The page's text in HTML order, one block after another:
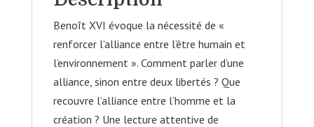
Benoît XVI évoque la nécessité de «
renforcer l’alliance entre l’être humain et
l’environnement ». Comment parler d’une
alliance, sinon entre deux libertés ? Que
recouvre l’alliance entre l’homme et la
création ? Une lecture attentive de